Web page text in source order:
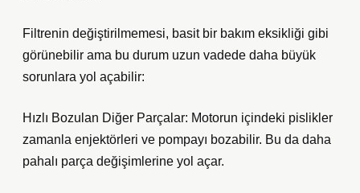
Filtrenin değiştirilmemesi, basit bir bakım eksikliği gibi
görünebilir ama bu durum uzun vadede daha büyük
sorunlara yol açabilir:
Hızlı Bozulan Diğer Parçalar: Motorun içindeki pislikler
zamanla enjektörleri ve pompayı bozabilir. Bu da daha
pahalı parça değişimlerine yol açar.